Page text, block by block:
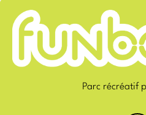
Parc récréatif